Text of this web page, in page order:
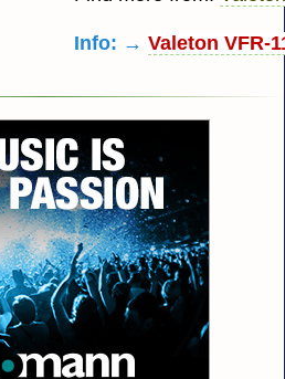
Info: → Valeton VFR-